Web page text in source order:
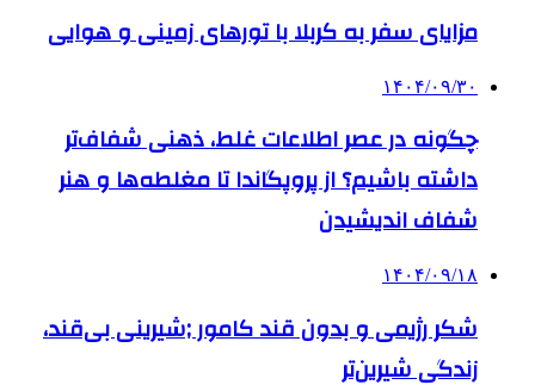
مزایای سفر به کربلا با تورهای زمینی و هوایی
۱۴۰۴/۰۹/۳۰
چگونه در عصر اطلاعات غلط، ذهنی شفاف‌تر
داشته باشیم؟ از پروپگاندا تا مغلطه‌ها و هنر
شفاف اندیشیدن
۱۴۰۴/۰۹/۱۸
شکر رژیمی و بدون قند کامور ;شیرینی بی‌قند،
زندگی شیرین‌تر